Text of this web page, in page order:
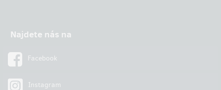
Najdete nás na
Facebook
Instagram